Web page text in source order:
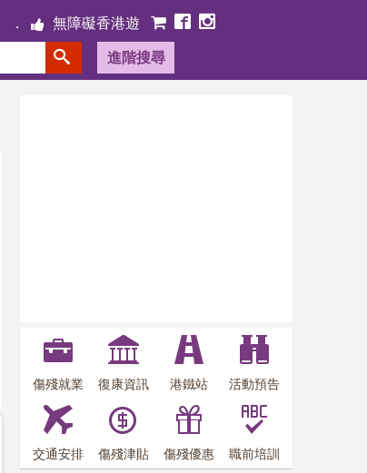
無障礙香港遊
進階搜尋
傷殘就業 復康資訊 港鐵站 活動預告
交通安排 傷殘津貼 傷殘優惠 職前培訓